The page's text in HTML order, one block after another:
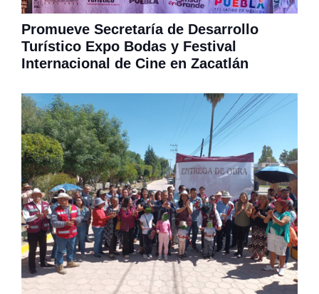
Promueve Secretaría de Desarrollo
Turístico Expo Bodas y Festival
Internacional de Cine en Zacatlán